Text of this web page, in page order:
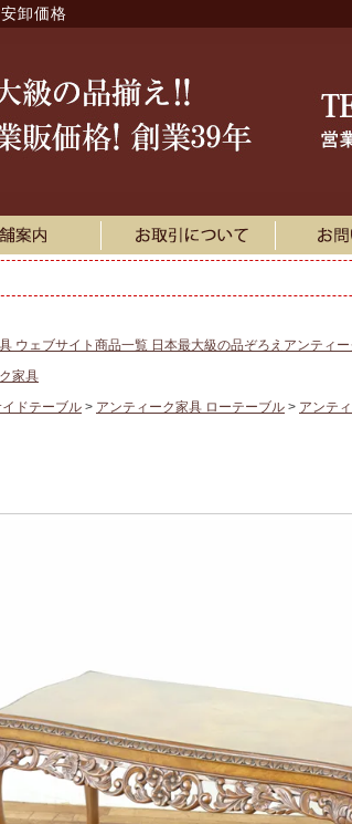
卸価格
ウェブサイト商品一覧 日本最大級の品ぞろえアンティ
家具
ドテーブル アンティーク家具 ローテーブル アンテ